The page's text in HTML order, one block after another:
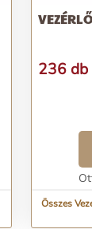
236 db
Összes